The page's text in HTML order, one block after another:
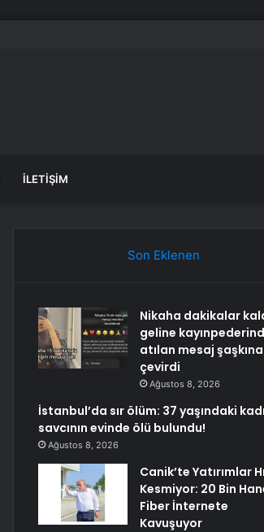
İLETIŞIM
Son Eklenen
Nikaha dakikalar
geline
atılan mesaj şaşkına
çevirdi
Ağustos 8, 2026
İstanbul’da sır ölüm: 37 yaşındaki
savcının evinde ölü bulundu!
Ağustos 8, 2026
Canik’te Yatırımlar
Kesmiyor: 20 Bin
Fiber İnternete
Kavuşuyor